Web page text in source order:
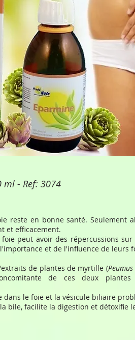
ml - Ref: 3074
reste en bonne santé. Seulement
et efficacement.
peut avoir des répercussions
et de l'influence de leurs
de plantes de myrtille (
de ces deux plantes
dans le foie et la vésicule biliaire
bile, facilite la digestion et détoxifie